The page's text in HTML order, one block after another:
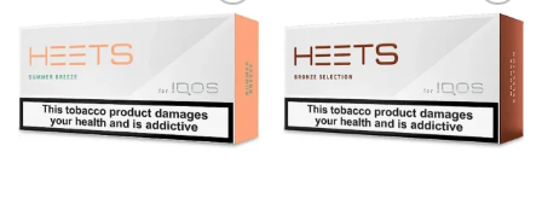
Add to
Add to